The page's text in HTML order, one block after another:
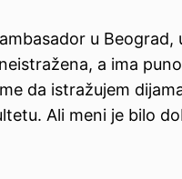
u
a ima
da istražujem
Ali meni je bilo